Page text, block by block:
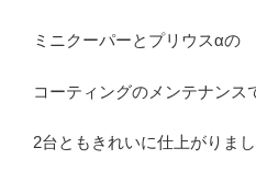
ミニクーパーとプリウスαの
コーティングのメンテナンス
2台ともきれいに仕上がりま